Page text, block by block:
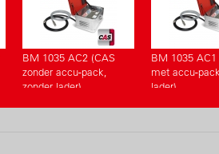
NIEUW
CAS* -
BM 1035 AC2 (CAS
zonder accu-pack,
zonder lader)
BM 1035 AC1
met accu-
lader)